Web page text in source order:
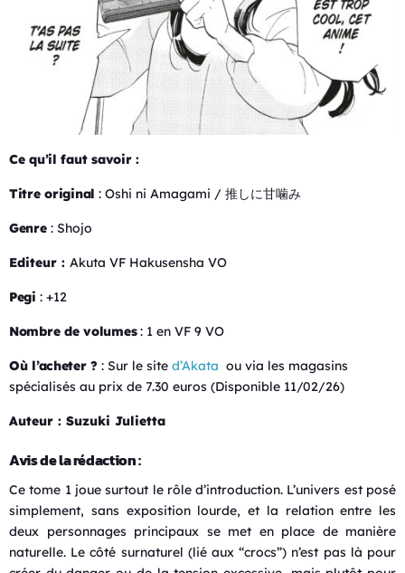
Ce qu’il faut savoir :
Titre original : Oshi ni Amagami / 推しに甘噛み
Genre: Shojo
Editeur : Akuta VF Hakusensha VO
Pegi : +12
Nombre de volumes: 1 en VF 9 VO
Où l’acheter ? : Sur le sited’Akataou via les magasins
spécialisés au prix de 7.30 euros (Disponible 11/02/26)
Auteur : Suzuki Julietta
Avis de la rédaction :
Ce tome 1 joue surtout le rôle d’introduction. L’univers est posé
simplement, sans exposition lourde, et la relation entre les
deux personnages principaux se met en place de manière
naturelle. Le côté surnaturel (lié aux “crocs”) n’est pas là pour